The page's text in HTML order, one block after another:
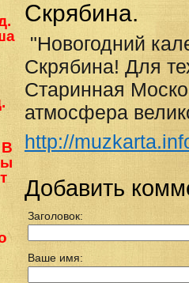
Скрябина.
"Новогодний
Скрябина! Для
Старинная
атмосфера
http://
Добавить
Заголовок:
Ваше имя: